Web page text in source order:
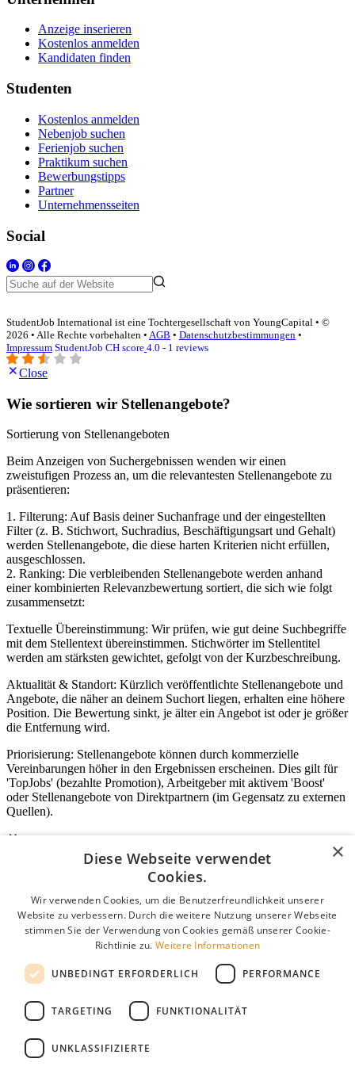
Anzeige inserieren
Kostenlos anmelden
Kandidaten finden
Studenten
Kostenlos anmelden
Nebenjob suchen
Ferienjob suchen
Praktikum suchen
Bewerbungstipps
Partner
Unternehmensseiten
Social
StudentJob International ist eine Tochtergesellschaft von YoungCapital • ©
2026 • Alle Rechte vorbehalten • AGB • Datenschutzbestimmungen •
Impressum StudentJob CH score 4.0 - 1 reviews
Close
Wie sortieren wir Stellenangebote?
Sortierung von Stellenangeboten
Beim Anzeigen von Suchergebnissen wenden wir einen
zweistufigen Prozess an, um die relevantesten Stellenangebote zu
präsentieren:
1. Filterung: Auf Basis deiner Suchanfrage und der eingestellten
Filter (z. B. Stichwort, Suchradius, Beschäftigungsart und Gehalt)
werden Stellenangebote, die diese harten Kriterien nicht erfüllen,
ausgeschlossen.
2. Ranking: Die verbleibenden Stellenangebote werden anhand
einer kombinierten Relevanzbewertung sortiert, die sich wie folgt
zusammensetzt:
Textuelle Übereinstimmung: Wir prüfen, wie gut deine Suchbegriffe
mit dem Stellentext übereinstimmen. Stichwörter im Stellentitel
werden am stärksten gewichtet, gefolgt von der Kurzbeschreibung.
Aktualität & Standort: Kürzlich veröffentlichte Stellenangebote und
Angebote, die näher an deinem Suchort liegen, erhalten eine höhere
Position. Die Bewertung sinkt, je älter ein Angebot ist oder je größer
die Entfernung wird.
Priorisierung: Stellenangebote können durch kommerzielle
Vereinbarungen höher in den Ergebnissen erscheinen. Dies gilt für
'TopJobs' (bezahlte Promotion), Arbeitgeber mit aktivem 'Boost'
oder Stellenangebote von Direktpartnern (im Gegensatz zu externen
Quellen).
Login für Unternehmen
E-Mail*
Passwort
Angemeldet bleiben
Passwort vergessen?
Kostenloses Unternehmensprofil
Wenn Sie sich registriert haben, können Sie ein Unternehmensprofil
×
Diese Webseite verwendet
Cookies.
Wir verwenden Cookies, um die Benutzerfreundlichkeit unserer
Website zu verbessern. Durch die weitere Nutzung unserer Webseite
stimmen Sie der Verwendung von Cookies gemäß unserer Cookie-
Richtlinie zu. Weitere Informationen
UNBEDINGT ERFORDERLICH PERFORMANCE
TARGETING FUNKTIONALITÄT
UNKLASSIFIZIERTE